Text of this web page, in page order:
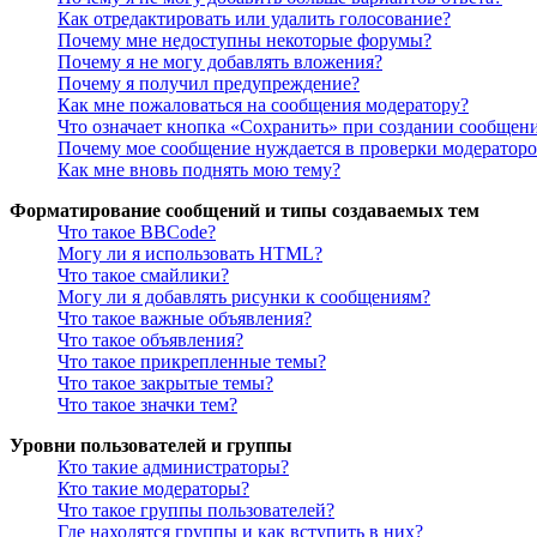
Как отредактировать или удалить голосование?
Почему мне недоступны некоторые форумы?
Почему я не могу добавлять вложения?
Почему я получил предупреждение?
Как мне пожаловаться на сообщения модератору?
Что означает кнопка «Сохранить» при создании
Почему мое сообщение нуждается в проверки
Как мне вновь поднять мою тему?
Форматирование сообщений и типы создаваемых тем
Что такое BBCode?
Могу ли я использовать HTML?
Что такое смайлики?
Могу ли я добавлять рисунки к сообщениям?
Что такое важные объявления?
Что такое объявления?
Что такое прикрепленные темы?
Что такое закрытые темы?
Что такое значки тем?
Уровни пользователей и группы
Кто такие администраторы?
Кто такие модераторы?
Что такое группы пользователей?
Где находятся группы и как вступить в них?